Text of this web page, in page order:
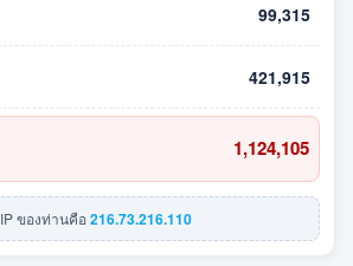
99,315
421,915
1,124,105
IP ของท่านคือ216.73.216.110